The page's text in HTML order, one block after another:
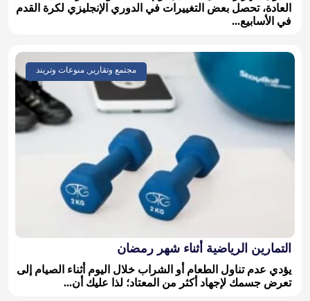
العادة، تحصل بعض التغييرات في الدوري الإنجليزي لكرة القدم
في الأسابيع...
مجتمع وتقارير, منوعات وتريند
التمارين الرياضية أثناء شهر رمضان
يؤدي عدم تناول الطعام أو الشراب خلال اليوم أثناء الصيام إلى
تعرض جسمك لإجهاد أكثر من المعتاد؛ لذا عليك أن...